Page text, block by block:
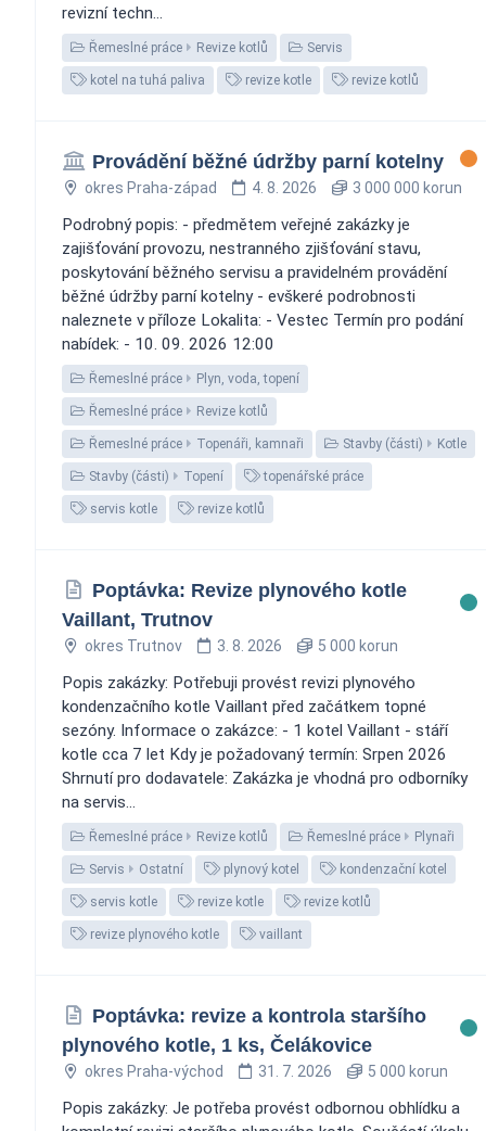
revizní techn...
Řemeslné práce Revize kotlů Servis
kotel na tuhá paliva revize kotle revize kotlů
Provádění běžné údržby parní kotelny
okres Praha-západ 4. 8. 2026 3 000 000 korun
Podrobný popis: - předmětem veřejné zakázky je
zajišťování provozu, nestranného zjišťování stavu,
poskytování běžného servisu a pravidelném provádění
běžné údržby parní kotelny - evškeré podrobnosti
naleznete v příloze Lokalita: - Vestec Termín pro podání
nabídek: - 10. 09. 2026 12:00
Řemeslné práce Plyn, voda, topení
Řemeslné práce Revize kotlů
Řemeslné práce Topenáři, kamnaři Stavby (části) Kotle
Stavby (části) Topení topenářské práce
servis kotle revize kotlů
Poptávka: Revize plynového kotle
Vaillant, Trutnov
okres Trutnov 3. 8. 2026 5 000 korun
Popis zakázky: Potřebuji provést revizi plynového
kondenzačního kotle Vaillant před začátkem topné
sezóny. Informace o zakázce: - 1 kotel Vaillant - stáří
kotle cca 7 let Kdy je požadovaný termín: Srpen 2026
Shrnutí pro dodavatele: Zakázka je vhodná pro odborníky
na servis...
Řemeslné práce Revize kotlů Řemeslné práce Plynaři
Servis Ostatní plynový kotel kondenzační kotel
servis kotle revize kotle revize kotlů
revize plynového kotle vaillant
Poptávka: revize a kontrola staršího
plynového kotle, 1 ks, Čelákovice
okres Praha-východ 31. 7. 2026 5 000 korun
Popis zakázky: Je potřeba provést odbornou obhlídku a